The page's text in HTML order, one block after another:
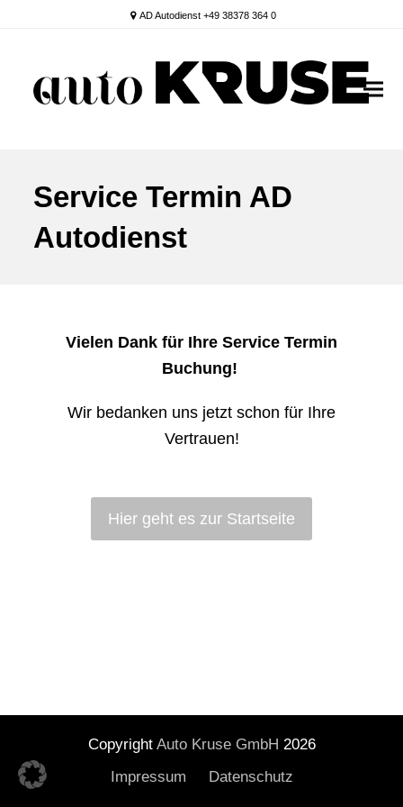
AD Autodienst +49 38378 364 0
Service Termin AD
Autodienst
Vielen Dank für Ihre Service Termin
Buchung!
Wir bedanken uns jetzt schon für Ihre
Vertrauen!
Hier geht es zur Startseite
Copyright Auto Kruse GmbH 2026
Impressum
Datenschutz